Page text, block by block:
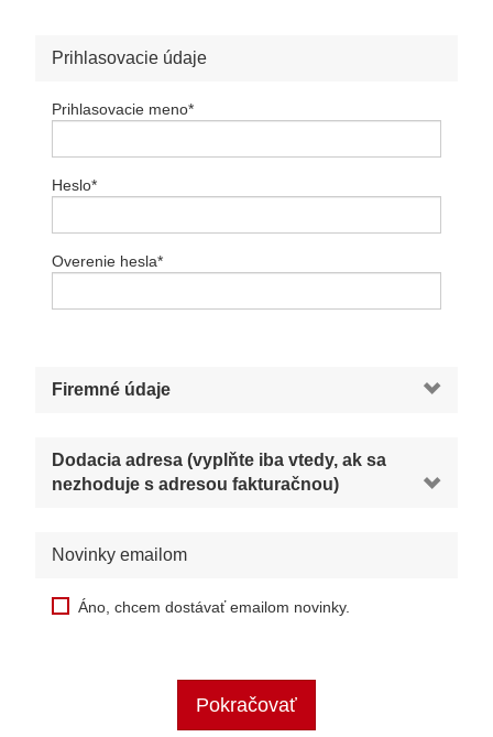
Prihlasovacie údaje
Prihlasovacie meno*
Heslo*
Overenie hesla*
Firemné údaje
Dodacia adresa (vyplňte iba vtedy, ak sa
nezhoduje s adresou fakturačnou)
Novinky emailom
Áno, chcem dostávať emailom novinky.
Pokračovať